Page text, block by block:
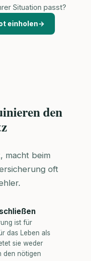
Situation passt?
einholen→
den
macht beim
oft
ist für
das Leben als
sie weder
den nötigen